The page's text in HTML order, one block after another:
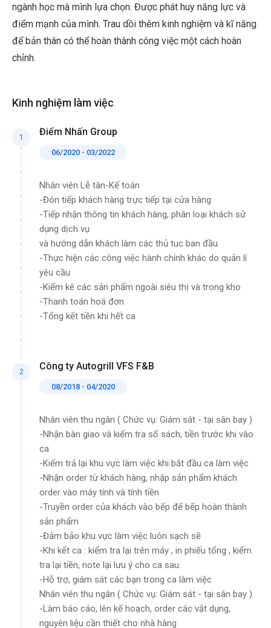
ngành học mà mình lựa chọn. Được phát huy năng lực và
điểm mạnh của mình. Trau dồi thêm kinh nghiệm và kĩ năng
để bản thân có thể hoàn thành công việc một cách hoàn
chỉnh.
Kinh nghiệm làm việc
1 Điểm Nhấn Group
06/2020 - 03/2022
Nhân viên Lễ tân-Kế toán
-Đón tiếp khách hàng trực tiếp tại cửa hàng
-Tiếp nhận thông tin khách hàng, phân loại khách sử
dụng dịch vụ
và hướng dẫn khách làm các thủ tuc ban đầu
-Thực hiện các công việc hành chính khác do quản lí
yêu cầu
-Kiểm kê các sản phẩm ngoài siêu thị và trong kho
-Thanh toán hoá đơn
-Tổng kết tiền khi hết ca
2 Công ty Autogrill VFS F&B
08/2018 - 04/2020
Nhân viên thu ngân ( Chức vụ: Giám sát - tại sân bay )
-Nhận bàn giao và kiểm tra sổ sách, tiền trước khi vào
ca
-Kiểm trả lại khu vực làm việc khi bắt đầu ca làm việc
-Nhận order từ khách hàng, nhập sản phẩm khách
order vào máy tính và tính tiền
-Truyền order của khách vào bếp để bếp hoàn thành
sản phẩm
-Đảm bảo khu vực làm việc luôn sạch sẽ
-Khi kết ca : kiểm tra lại trên máy , in phiếu tổng , kiểm
tra lại tiền, note lại lưu ý cho ca sau.
-Hỗ trợ, giám sát các bạn trong ca làm việc
Nhân viên thu ngân ( Chức vụ: Giám sát - tại sân bay )
-Làm báo cáo, lên kế hoạch, order các vật dụng,
nguyên liệu cần thiết cho nhà hàng